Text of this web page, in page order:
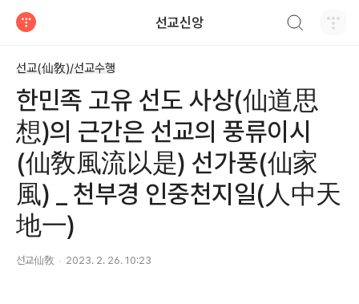
선교신앙
선교(仙敎)/선교수행
한민족 고유 선도 사상(仙道思
想)의 근간은 선교의 풍류이시
(仙敎風流以是) 선가풍(仙家
風) _ 천부경 인중천지일(人中天
地一)
선교仙敎 2023. 2. 26. 10:23